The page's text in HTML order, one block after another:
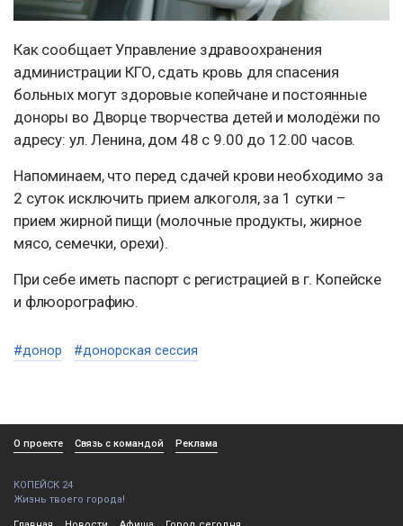
Как сообщает Управление здравоохранения
администрации КГО, сдать кровь для спасения
больных могут здоровые копейчане и постоянные
доноры во Дворце творчества детей и молодёжи по
адресу: ул. Ленина, дом 48 с 9.00 до 12.00 часов.
Напоминаем, что перед сдачей крови необходимо за
2 суток исключить прием алкоголя, за 1 сутки –
прием жирной пищи (молочные продукты, жирное
мясо, семечки, орехи).
При себе иметь паспорт с регистрацией в г. Копейске
и флюорографию.
#донор #донорская сессия
О проекте Связь с командой Реклама
КОПЕЙСК 24
Жизнь твоего города!